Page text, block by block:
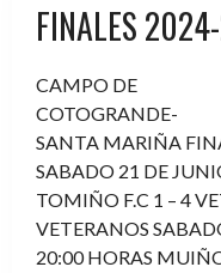
FINALES
CAMPO DE
COTOGRANDE-
SANTA MARIÑA
SABADO 21 DE
TOMIÑO F.C 1 – 4
VETERANOS
20:00 HORAS